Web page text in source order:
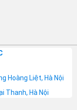
Hoàng Liệt, Hà Nội
Thanh, Hà Nội